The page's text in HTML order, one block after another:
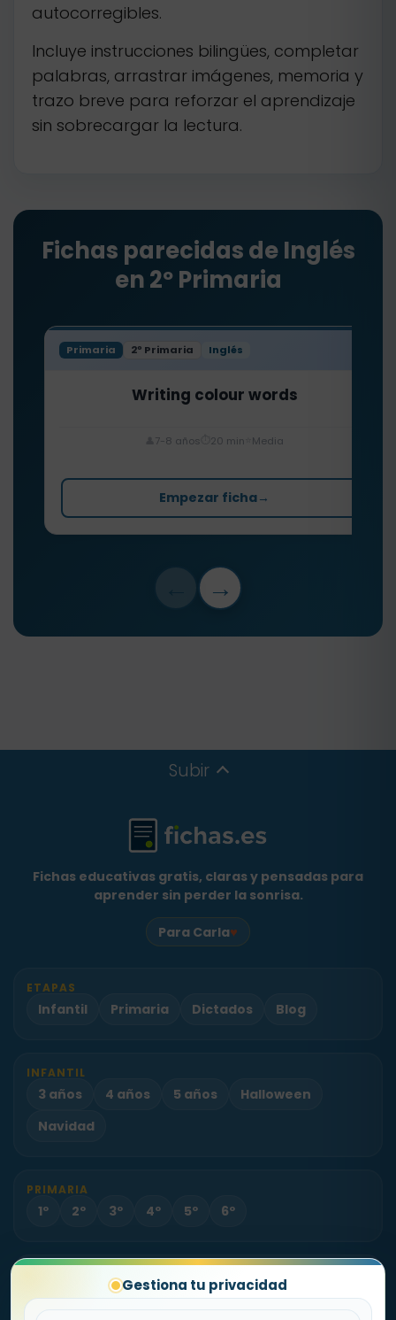
Gestiona tu privacidad
autocorregibles.
Incluye instrucciones bilingües, completar
palabras, arrastrar imágenes, memoria y
trazo breve para reforzar el aprendizaje
sin sobrecargar la lectura.
Fichas parecidas de Inglés
en 2º Primaria
Primaria 2º Primaria Inglés
Writing colour words
7-8 años 20 min Media
Empezar ficha→
→
Subir
Fichas educativas gratis, claras y pensadas para
aprender sin perder la sonrisa.
Para Carla♥
ETAPAS
Infantil Primaria Dictados Blog
INFANTIL
3 años 4 años 5 años
Halloween
Navidad
PRIMARIA
1º 2º 3º 4º 5º 6º
Sobre Fichas.es Contacto